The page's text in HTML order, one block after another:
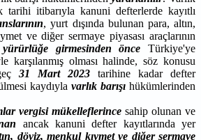
tarihi itibarıyla kanuni defterlerde kayıtlı
, yurt dışında bulunan para, altın,
ve diğer sermaye piyasası araçlarının
yürürlüğe girmesinden önce Türkiye'ye
karşılanmış olması halinde, söz konusu
31 Mart 2023 tarihine kadar defter
kaydıyla varlık barışı hükümlerinden
vergisi mükelleflerince sahip olunan ve
ancak kanuni defter kayıtlarında yer
döviz, menkul kıymet ve diğer sermaye